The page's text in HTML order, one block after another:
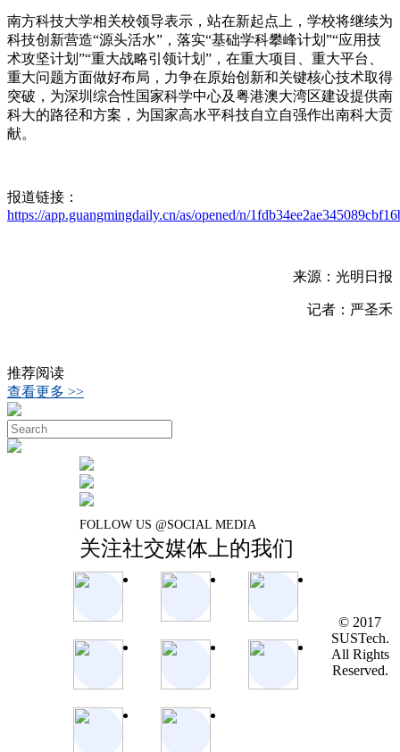
南方科技大学相关校领导表示，站在新起点上，学校将继续为
科技创新营造“源头活水”，落实“基础学科攀峰计划”“应用技
术攻坚计划”“重大战略引领计划”，在重大项目、重大平台、
重大问题方面做好布局，力争在原始创新和关键核心技术取得
突破，为深圳综合性国家科学中心及粤港澳大湾区建设提供南
科大的路径和方案，为国家高水平科技自立自强作出南科大贡
献。
报道链接：
https://app.guangmingdaily.cn/as/opened/n/
来源：光明日报
记者：严圣禾
推荐阅读
查看更多 >>
FOLLOW US @SOCIAL MEDIA
关注社交媒体上的我们
© 2017
SUSTech.
All Rights
Reserved.